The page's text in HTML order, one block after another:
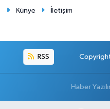
Künye İletişim
RSS Copyright
Haber